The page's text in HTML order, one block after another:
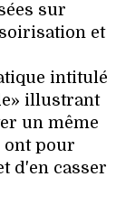
sur
et
intitulé
illustrant
un même
ont pour
d'en casser